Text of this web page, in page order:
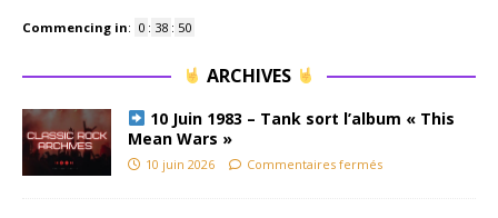
Commencing in: 0 : 38 : 49
ARCHIVES
10 Juin 1983 – Tank sort l’album « This
Mean Wars »
10 juin 2026 Commentaires fermés